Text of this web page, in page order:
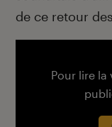
de ce retour
Pour lire la